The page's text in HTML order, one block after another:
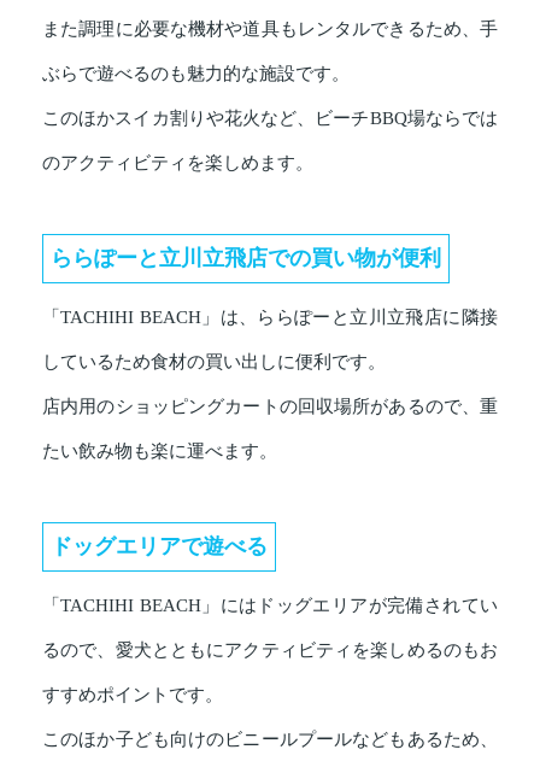
また調理に必要な機材や道具もレンタルできるため、手
ぶらで遊べるのも魅力的な施設です。
このほかスイカ割りや花火など、ビーチBBQ場ならでは
のアクティビティを楽しめます。
ららぽーと立川立飛店での買い物が便利
「TACHIHI BEACH」は、ららぽーと立川立飛店に隣接
しているため食材の買い出しに便利です。
店内用のショッピングカートの回収場所があるので、重
たい飲み物も楽に運べます。
ドッグエリアで遊べる
「TACHIHI BEACH」にはドッグエリアが完備されてい
るので、愛犬とともにアクティビティを楽しめるのもお
すすめポイントです。
このほか子ども向けのビニールプールなどもあるため、